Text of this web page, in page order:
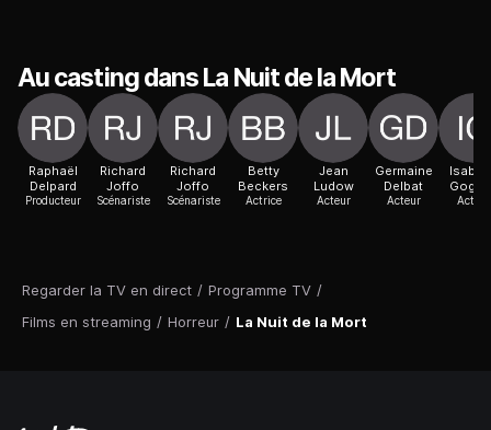
Regarder la TV en direct / Programme TV /
Films en streaming / Horreur / La Nuit de la Mort
Au casting dans La Nuit de la Mort
Raphaël
Delpard
Producteur
Richard
Joffo
Scénariste
Richard
Joffo
Scénariste
Betty
Beckers
Actrice
Jean
Ludow
Acteur
Germaine
Delbat
Acteur Acteur